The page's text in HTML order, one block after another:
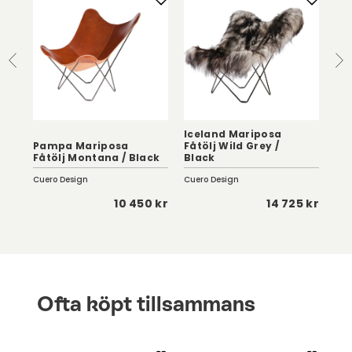
Pampa Mariposa
Fåtölj Montana / Black
Cuero Design
10 450 kr
Iceland Mariposa
Fåtölj Wild Grey /
Black
Cuero Design
14 725 kr
Ofta köpt tillsammans